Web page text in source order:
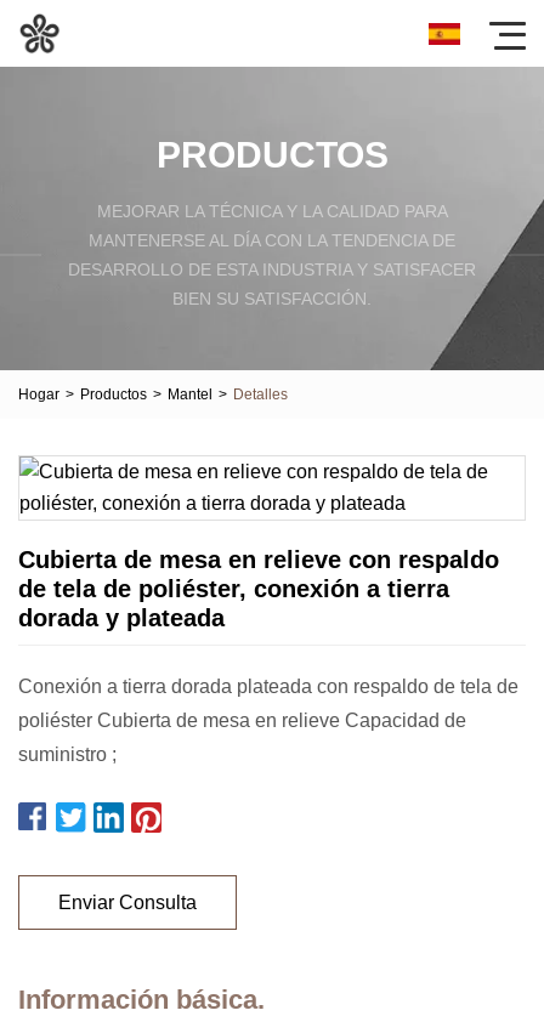
PRODUCTOS
MEJORAR LA TÉCNICA Y LA CALIDAD PARA
MANTENERSE AL DÍA CON LA TENDENCIA DE
DESARROLLO DE ESTA INDUSTRIA Y SATISFACER
BIEN SU SATISFACCIÓN.
Hogar > Productos > Mantel > Detalles
Cubierta de mesa en relieve con respaldo
de tela de poliéster, conexión a tierra
dorada y plateada
Conexión a tierra dorada plateada con respaldo de tela de
poliéster Cubierta de mesa en relieve Capacidad de
suministro ;
Enviar Consulta
Información básica.